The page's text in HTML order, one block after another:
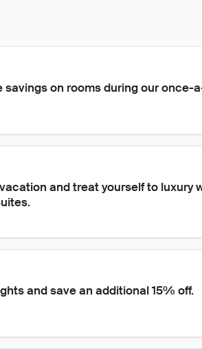
on rooms during our once-
and treat yourself to luxury
and save an additional 15% off.